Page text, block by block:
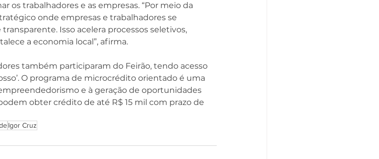
os trabalhadores e as empresas. “Por meio da
onde empresas e trabalhadores se
Isso acelera processos seletivos,
a economia local”, afirma.
também participaram do Feirão, tendo acesso
O programa de microcrédito orientado é uma
e à geração de oportunidades
obter crédito de até R$ 15 mil com prazo de
Igor Cruz